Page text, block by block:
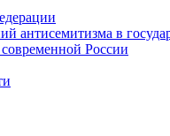
антисемитизма в
России